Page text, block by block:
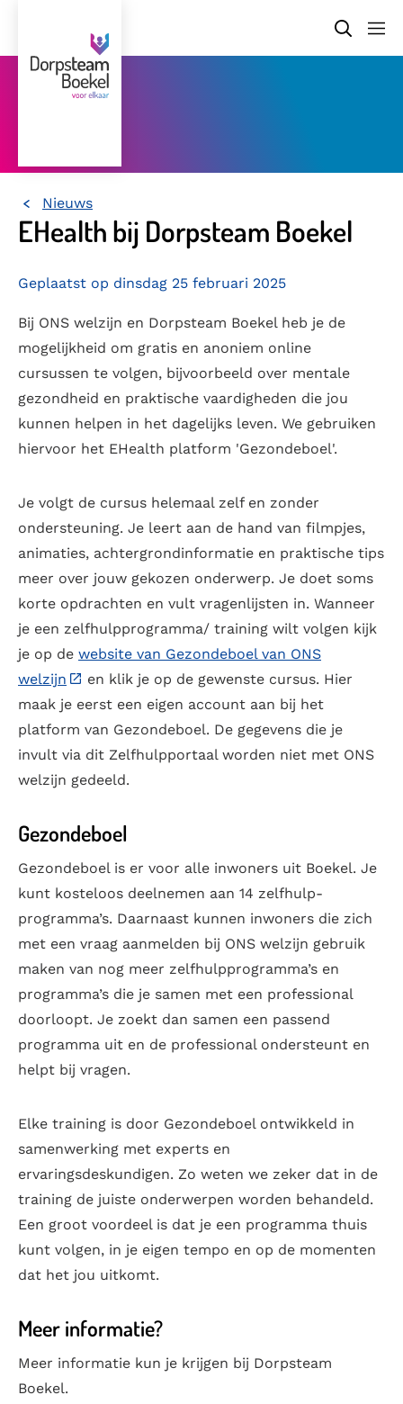
HomeNieuws
EHealth bij Dorpsteam Boekel
Geplaatst op dinsdag 25 februari 2025
Bij ONS welzijn en Dorpsteam Boekel heb je de
mogelijkheid om gratis en anoniem online
cursussen te volgen, bijvoorbeeld over mentale
gezondheid en praktische vaardigheden die jou
kunnen helpen in het dagelijks leven. We gebruiken
hiervoor het EHealth platform 'Gezondeboel'.
Je volgt de cursus helemaal zelf en zonder
ondersteuning. Je leert aan de hand van filmpjes,
animaties, achtergrondinformatie en praktische tips
meer over jouw gekozen onderwerp. Je doet soms
korte opdrachten en vult vragenlijsten in. Wanneer
je een zelfhulpprogramma/ training wilt volgen kijk
je op de website van Gezondeboel van ONS
welzijn
en klik je op de gewenste cursus. Hier
maak je eerst een eigen account aan bij het
platform van Gezondeboel. De gegevens die je
invult via dit Zelfhulpportaal worden niet met ONS
welzijn gedeeld.
Gezondeboel
Gezondeboel is er voor alle inwoners uit Boekel. Je
kunt kosteloos deelnemen aan 14 zelfhulp-
programma’s. Daarnaast kunnen inwoners die zich
met een vraag aanmelden bij ONS welzijn gebruik
maken van nog meer zelfhulpprogramma’s en
programma’s die je samen met een professional
doorloopt. Je zoekt dan samen een passend
programma uit en de professional ondersteunt en
helpt bij vragen.
Elke training is door Gezondeboel ontwikkeld in
samenwerking met experts en
ervaringsdeskundigen. Zo weten we zeker dat in de
training de juiste onderwerpen worden behandeld.
Een groot voordeel is dat je een programma thuis
kunt volgen, in je eigen tempo en op de momenten
dat het jou uitkomt.
Meer informatie?
Meer informatie kun je krijgen bij Dorpsteam
Boekel.